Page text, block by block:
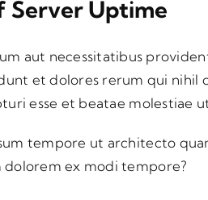
Server Uptime
aut necessitatibus
et dolores rerum qui nihil
esse et beatae molestiae
tempore ut architecto
ex modi tempore?